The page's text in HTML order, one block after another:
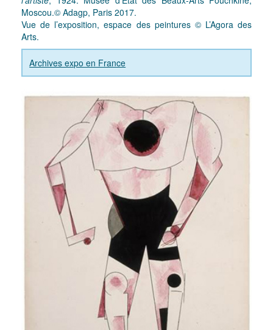
Moscou.© Adagp, Paris 2017.
Vue de l’exposition, espace des peintures © L’Agora des
Arts.
Archives expo en France